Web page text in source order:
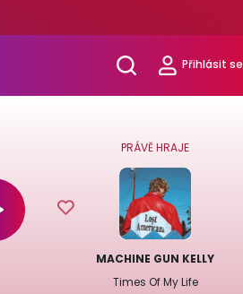
Přihlásit se
PRÁVĚ HRAJE
MACHINE GUN KELLY
Times Of My Life